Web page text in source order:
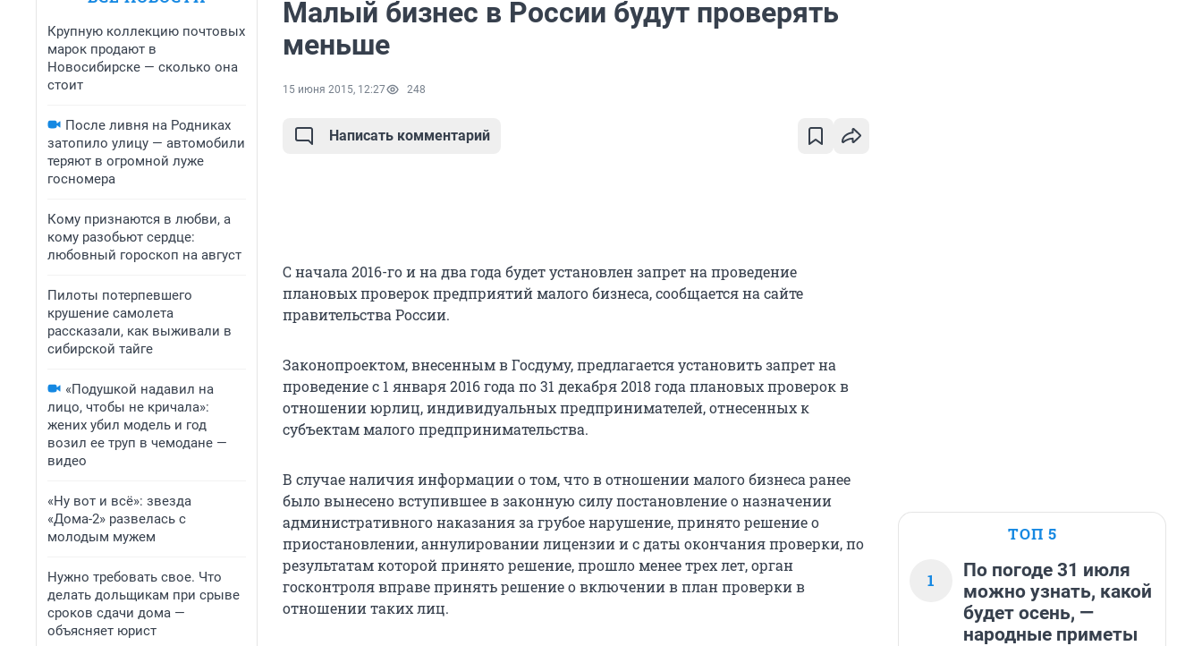
Крупную коллекцию почтовых
марок продают в
Новосибирске — сколько она
стоит
После ливня на Родниках
затопило улицу — автомобили
теряют в огромной луже
госномера
Кому признаются в любви, а
кому разобьют сердце:
любовный гороскоп на август
Пилоты потерпевшего
крушение самолета
рассказали, как выживали в
сибирской тайге
«Подушкой надавил на
лицо, чтобы не кричала»:
жених убил модель и год
возил ее труп в чемодане —
видео
«Ну вот и всё»: звезда
«Дома-2» развелась с
молодым мужем
Нужно требовать свое. Что
делать дольщикам при срыве
сроков сдачи дома —
объясняет юрист
Малый бизнес в России будут проверять
меньше
15 июня 2015, 12:27 248
Написать комментарий
С начала 2016-го и на два года будет установлен запрет на проведение
плановых проверок предприятий малого бизнеса, сообщается на сайте
правительства России.
Законопроектом, внесенным в Госдуму, предлагается установить запрет на
проведение с 1 января 2016 года по 31 декабря 2018 года плановых проверок в
отношении юрлиц, индивидуальных предпринимателей, отнесенных к
субъектам малого предпринимательства.
В случае наличия информации о том, что в отношении малого бизнеса ранее
было вынесено вступившее в законную силу постановление о назначении
административного наказания за грубое нарушение, принято решение о
приостановлении, аннулировании лицензии и с даты окончания проверки, по
результатам которой принято решение, прошло менее трех лет, орган
госконтроля вправе принять решение о включении в план проверки в
отношении таких лиц.
ТОП 5
1
По погоде 31 июля
можно узнать, какой
будет осень, —
народные приметы